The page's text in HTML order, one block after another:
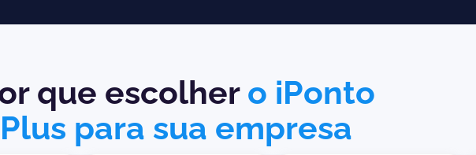
que escolher o iPonto
Plus para sua empresa